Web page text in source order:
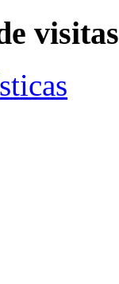
visitas